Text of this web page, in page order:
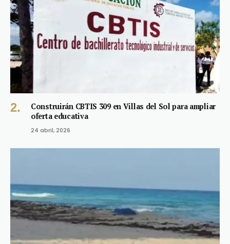
Construirán CBTIS 309 en Villas del Sol para ampliar
oferta educativa
24 abril, 2026